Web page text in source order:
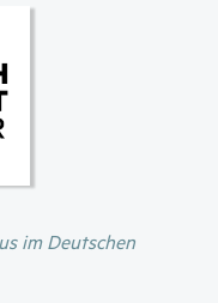
im Deutschen